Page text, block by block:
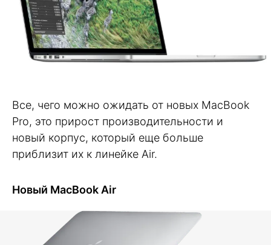
Все, чего можно ожидать от новых MacBook
Pro, это прирост производительности и
новый корпус, который еще больше
приблизит их к линейке Air.
Новый MacBook Air